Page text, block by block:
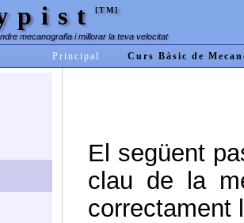
[TM]
mecanografia i millorar la teva velocitat
Principal Curs Bàsic de
El següent
clau de la
correctament